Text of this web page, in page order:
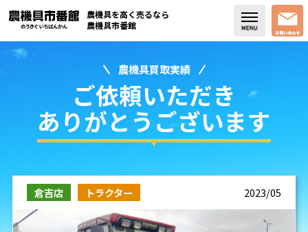
買取実績
コラム・スタッフブログ
取り扱い商品
販売中の農機具
農機具を高く売るなら
農機具市番館
農機具買取実績
ご依頼いただき
ありがとうございます
倉吉店 トラクター 2023/05